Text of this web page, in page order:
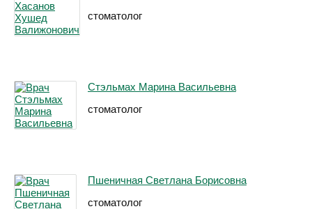
стоматолог
Стэльмах Марина Васильевна
стоматолог
Пшеничная Светлана Борисовна
стоматолог